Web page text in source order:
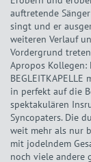
auftretende
singt und er
weiteren Verlauf
Vordergrund
Apropos
in perfekt auf die
spektakulären
Syncopaters. Die
weit mehr als nur
mit jodelndem
noch viele andere